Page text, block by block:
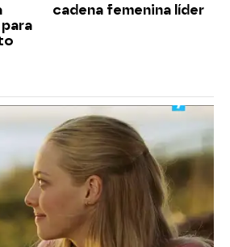
cadena femenina líder